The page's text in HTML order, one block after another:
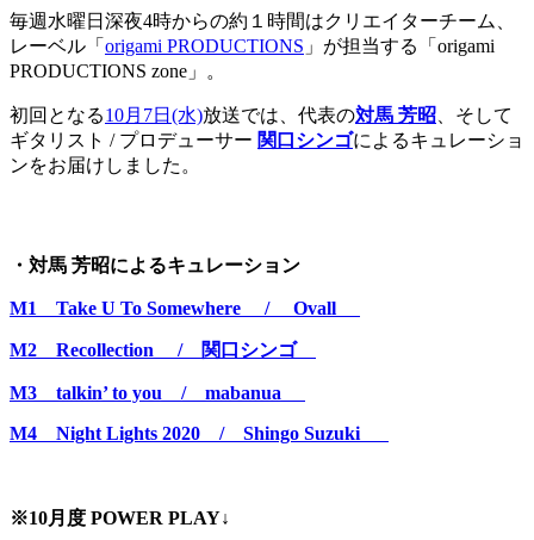
毎週水曜日深夜4時からの約１時間はクリエイターチーム、
レーベル「 origami PRODUCTIONS 」が担当する「origami
PRODUCTIONS zone」。
初回となる10月7日(水)放送では、代表の対馬 芳昭、そして
ギタリスト / プロデューサー 関口シンゴによるキュレーショ
ンをお届けしました。
・対馬 芳昭によるキュレーション
M1 Take U To Somewhere / Ovall
M2 Recollection / 関口シンゴ
M3 talkin’ to you / mabanua
M4 Night Lights 2020 / Shingo Suzuki
※10月度 POWER PLAY↓